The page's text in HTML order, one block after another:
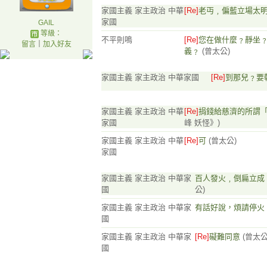
GAIL
等級：
留言｜ 加入好友
家國主義 家主政治 中華
家國
[Re]老丏﹐偏藍立場太
不平則鳴 [Re]您在做什麼﹖靜坐
義﹖ (曾太公)
家國主義 家主政治 中華家國 [Re] 到那兒﹖要
家國主義 家主政治 中華
家國
[Re]捐錢給慈濟的所謂
峰 妖怪》)
家國主義 家主政治 中華
家國
[Re]可 (曾太公)
家國主義 家主政治 中華家
國
百人發火﹐倒扁立
公)
家國主義 家主政治 中華家
國
有話好說，煩請停火
家國主義 家主政治 中華家
國
[Re]礙難同意 (曾太